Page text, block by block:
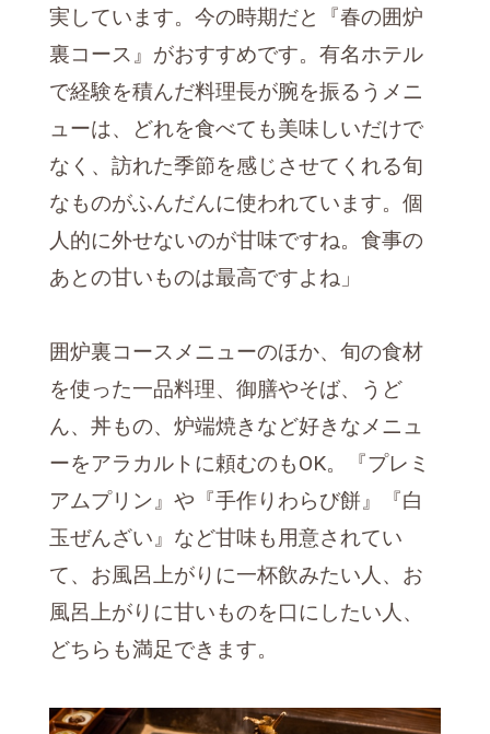
実しています。今の時期だと『春の囲炉
裏コース』がおすすめです。有名ホテル
で経験を積んだ料理長が腕を振るうメニ
ューは、どれを食べても美味しいだけで
なく、訪れた季節を感じさせてくれる旬
なものがふんだんに使われています。個
人的に外せないのが甘味ですね。食事の
あとの甘いものは最高ですよね」
囲炉裏コースメニューのほか、旬の食材
を使った一品料理、御膳やそば、うど
ん、丼もの、炉端焼きなど好きなメニュ
ーをアラカルトに頼むのもOK。『プレミ
アムプリン』や『手作りわらび餅』『白
玉ぜんざい』など甘味も用意されてい
て、お風呂上がりに一杯飲みたい人、お
風呂上がりに甘いものを口にしたい人、
どちらも満足できます。